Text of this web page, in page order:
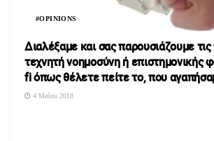
#OPINIONS
Διαλέξαμε και σας παρουσιάζουμε τις
τεχνητή νοημοσύνη ή επιστημονικής
fi όπως θέλετε πείτε το, που
4 Μαΐου 2018